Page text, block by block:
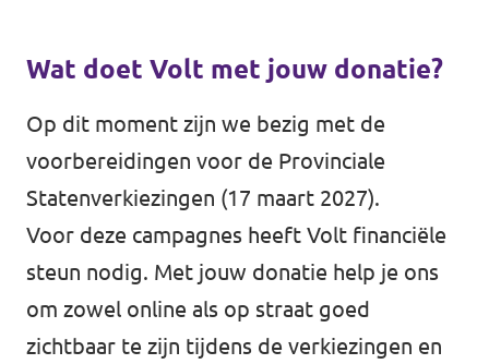
Wat doet Volt met jouw donatie?
Op dit moment zijn we bezig met de
voorbereidingen voor de Provinciale
Statenverkiezingen (17 maart 2027).
Voor deze campagnes heeft Volt financiële
steun nodig. Met jouw donatie help je ons
om zowel online als op straat goed
zichtbaar te zijn tijdens de verkiezingen en